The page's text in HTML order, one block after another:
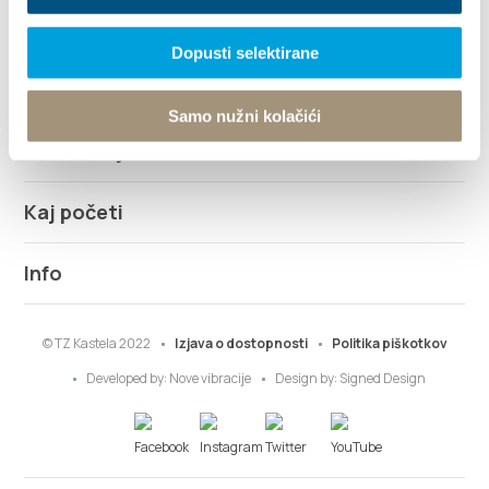
Dopusti selektirane
Samo nužni kolačići
Raziščite
Destinacija
Kaj početi
Info
© TZ Kastela 2022 Izjava o dostopnosti
Politika piškotkov
Developed by: Nove vibracije Design by: Signed Design